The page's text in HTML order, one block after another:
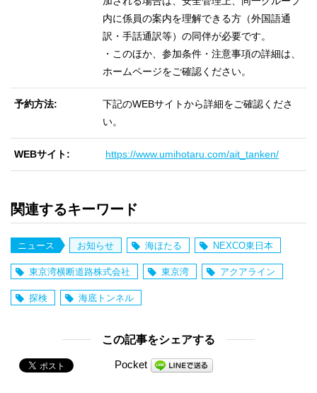
内に係員の案内を理解できる方（外国語通
訳・手話通訳等）の同伴が必要です。
・このほか、参加条件・注意事項の詳細は、
ホームページをご確認ください。
予約方法
下記のWEBサイトから詳細をご確認くださ
い。
WEBサイト https://www.umihotaru.com/ait_tanken/
関連するキーワード
ニュース お知らせ 海ほたる NEXCO東日本
東京湾横断道路株式会社 東京湾 アクアライン
探検 海底トンネル
この記事をシェアする
Pocket